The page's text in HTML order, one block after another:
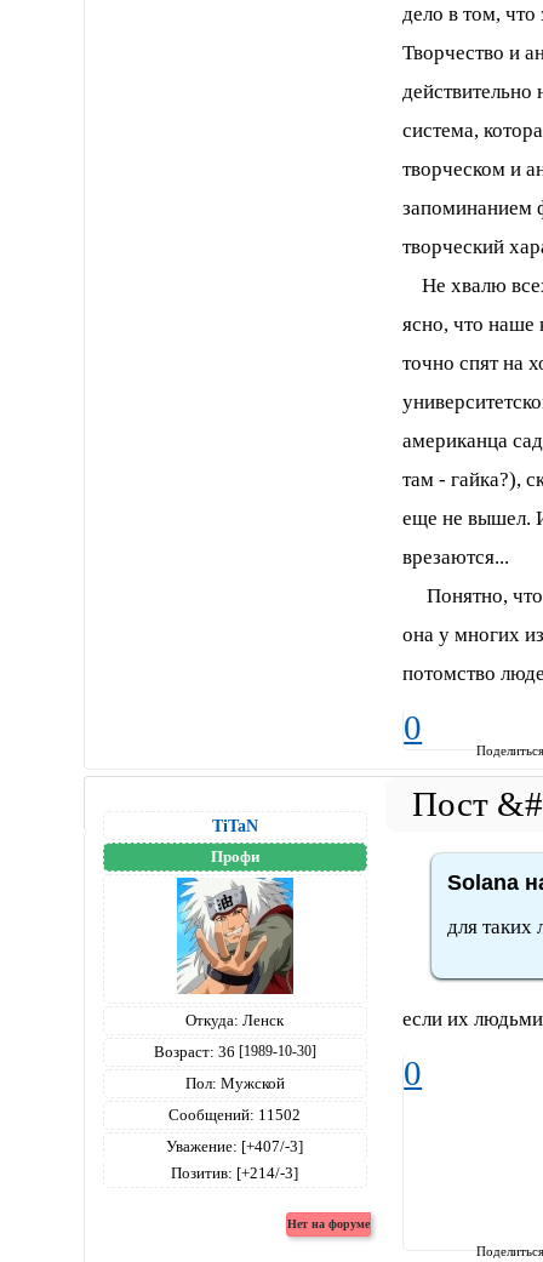
дело в том,
Творчество и
действительно
система,
творческом и
запоминанием
творческий
Не хвалю
ясно, что наше
точно спят на
американца
там - гайка?),
еще не вышел.
врезаются...
Понятно, что
она у многих
потомство
0
TiTaN
Профи
Откуда: Ленск
Возраст: 36 [1989-10-30]
Пол: Мужской
Сообщений: 11502
Уважение: [+407/-3]
Позитив: [+214/-3]
Solana
для таких
если их
0